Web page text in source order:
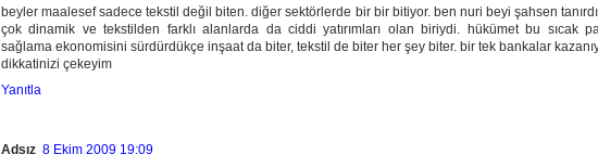
beyler maalesef sadece tekstil değil biten. diğer sektörlerde bir bir bitiyor. ben nuri beyi şahsen
çok dinamik ve tekstilden farklı alanlarda da ciddi yatırımları olan biriydi. hükümet bu sıcak
sağlama ekonomisini sürdürdükçe inşaat da biter, tekstil de biter her şey biter. bir tek bankalar
dikkatinizi çekeyim
Yanıtla
Adsız 8 Ekim 2009 19:09